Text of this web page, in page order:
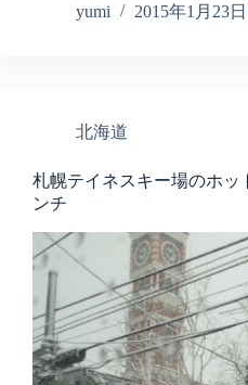
yumi
2015年1月23日
北海道
札幌テイネスキー場のホッ
ンチ